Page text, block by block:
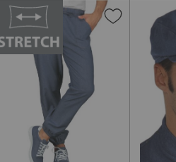
Aggiungi
desideri